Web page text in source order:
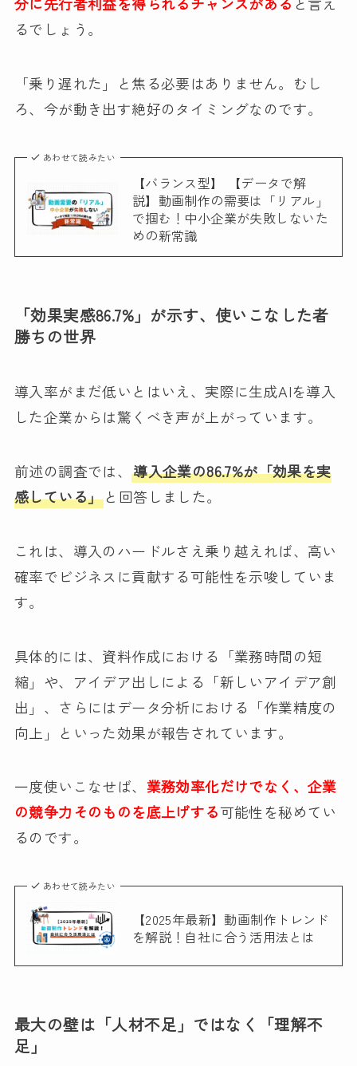
るでしょう。
「乗り遅れた」と焦る必要はありません。むし
ろ、今が動き出す絶好のタイミングなのです。
あわせて読みたい
【バランス型】 【データで解
説】動画制作の需要は「リアル」
で掴む！中小企業が失敗しないた
めの新常識
「効果実感86.7%」が示す、使いこなした者
勝ちの世界
導入率がまだ低いとはいえ、実際に生成AIを導入
した企業からは驚くべき声が上がっています。
前述の調査では、導入企業の86.7%が「効果を実
感している」 と回答しました。
これは、導入のハードルさえ乗り越えれば、高い
確率でビジネスに貢献する可能性を示唆していま
す。
具体的には、資料作成における「業務時間の短
縮」や、アイデア出しによる「新しいアイデア創
出」、さらにはデータ分析における「作業精度の
向上」といった効果が報告されています。
一度使いこなせば、 業務効率化だけでなく、企業
の競争力そのものを底上げする可能性を秘めてい
るのです。
あわせて読みたい
【2025年最新】動画制作トレンド
を解説！自社に合う活用法とは
最大の壁は「人材不足」ではなく「理解不
足」